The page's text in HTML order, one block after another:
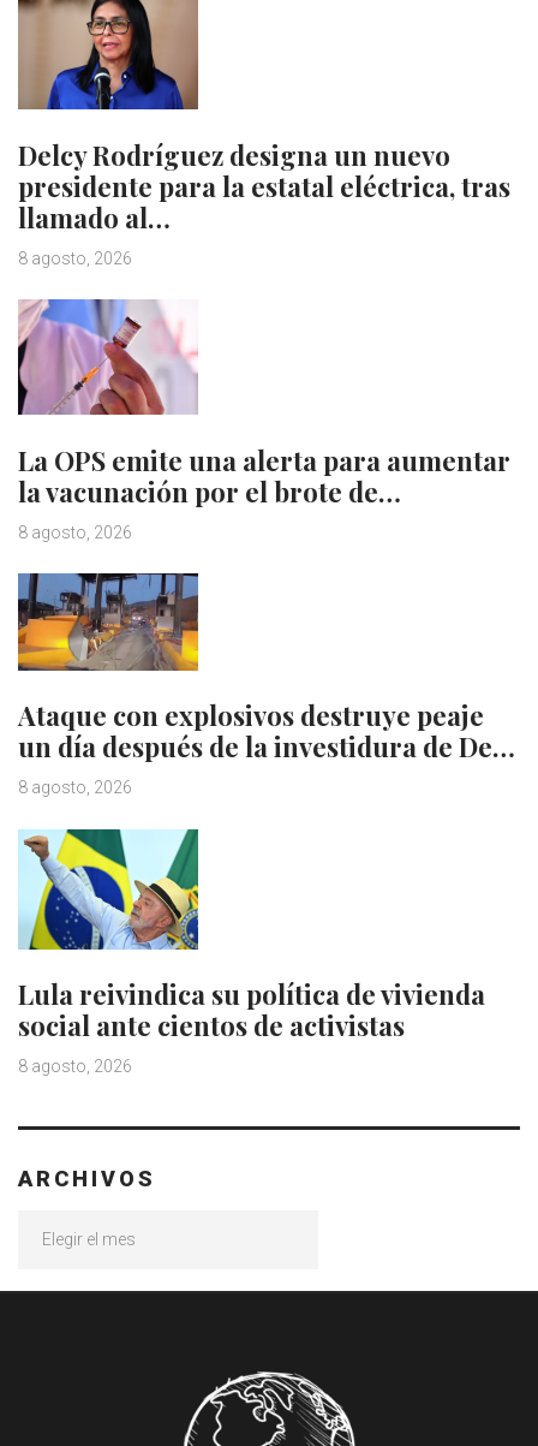
Delcy Rodríguez designa un nuevo
presidente para la estatal eléctrica, tras
llamado al…
8 agosto, 2026
La OPS emite una alerta para aumentar
la vacunación por el brote de…
8 agosto, 2026
Ataque con explosivos destruye peaje
un día después de la investidura de De…
8 agosto, 2026
Lula reivindica su política de vivienda
social ante cientos de activistas
8 agosto, 2026
ARCHIVOS